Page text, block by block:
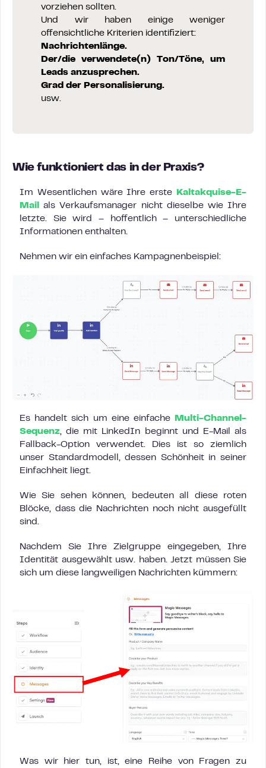
vorziehen sollten.
Und wir haben einige weniger
offensichtliche Kriterien identifiziert:
Nachrichtenlänge.
Der/die verwendete(n) Ton/Töne, um
Leads anzusprechen.
Grad der Personalisierung.
usw.
Wie funktioniert das in der Praxis?
Im Wesentlichen wäre Ihre erste
Kaltakquise-E-
Mail
als Verkaufsmanager nicht dieselbe wie Ihre
letzte. Sie wird – hoffentlich – unterschiedliche
Informationen enthalten.
Nehmen wir ein einfaches Kampagnenbeispiel:
Es handelt sich um eine einfache
Multi-Channel-
Sequenz, die mit LinkedIn beginnt und E-Mail als
Fallback-Option verwendet. Dies ist so ziemlich
unser Standardmodell, dessen Schönheit in seiner
Einfachheit liegt.
Wie Sie sehen können, bedeuten all diese roten
Blöcke, dass die Nachrichten noch nicht ausgefüllt
sind.
Nachdem Sie Ihre Zielgruppe eingegeben, Ihre
Identität ausgewählt usw. haben. Jetzt müssen Sie
sich um diese langweiligen Nachrichten kümmern:
Was wir hier tun, ist, eine Reihe von Fragen zu